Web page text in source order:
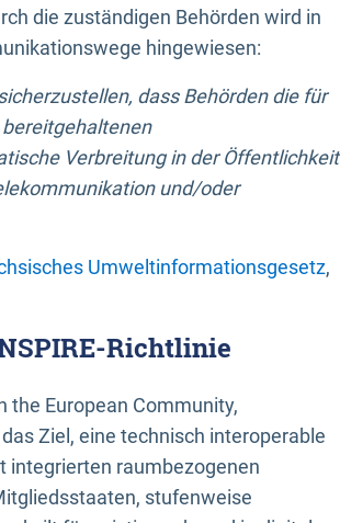
die zuständigen Behörden wird in
hingewiesen:
dass Behörden die für
Verbreitung in der Öffentlichkeit
und/oder
Umweltinformationsgesetz,
Richtlinie
the European Community,
Ziel, eine technisch interoperable
integrierten raumbezogenen
stufenweise